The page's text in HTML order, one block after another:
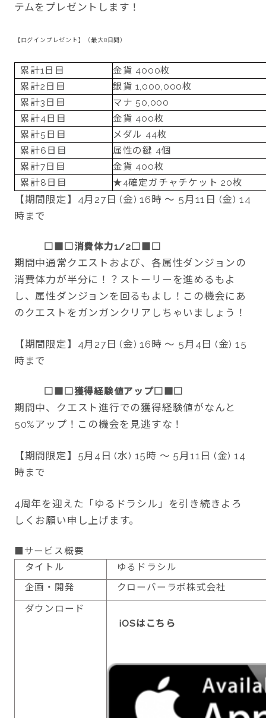
テムをプレゼントします！
【ログインプレゼント】（最大8日間）
累計1日目
金貨 4000枚
累計2日目
銀貨 1,000,000枚
累計3日目
マナ 50,000
累計4日目
金貨 400枚
累計5日目
メダル 44枚
累計6日目
属性の鍵 4個
累計7日目
金貨 400枚
累計8日目
★4確定ガチャチケット 20枚
【期間限定】4月27日 (金) 16時 ～ 5月11日 (金) 14
時まで
□■□消費体力1/2□■□
期間中通常クエストおよび、各属性ダンジョンの
消費体力が半分に！？ストーリーを進めるもよ
し、属性ダンジョンを回るもよし！この機会にあ
のクエストをガンガンクリアしちゃいましょう！
【期間限定】4月27日 (金) 16時 ～ 5月4日 (金) 15
時まで
□■□獲得経験値アップ□■□
期間中、クエスト進行での獲得経験値がなんと
50%アップ！この機会を見逃すな！
【期間限定】5月4日 (水) 15時 ～ 5月11日 (金) 14
時まで
4周年を迎えた「ゆるドラシル」を引き続きよろ
しくお願い申し上げます。
■サービス概要
タイトル
ゆるドラシル
企画・開発
クローバーラボ株式会社
ダウンロード
iOSはこちら